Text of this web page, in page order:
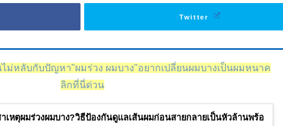
Twitter
ม่หลับกับปัญหา"ผมร่วง ผมบาง"อยากเปลี่ยนผมบางเป็นผมหนาค
ลิกที่นี่ด่วน
าเหตุผมร่วงผมบาง?วิธีป้องกันดูแลเส้นผมก่อนสายกลายเป็นหัวล้านพร้อ